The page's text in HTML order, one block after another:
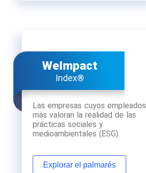
WeImpact
Index®
Las empresas cuyos empleados
más valoran la realidad de las
prácticas sociales y
medioambientales (ESG).
Explorar el palmarés